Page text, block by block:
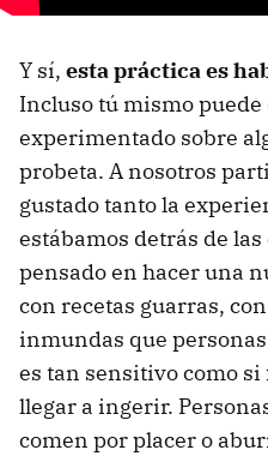
Y sí, esta práctica es
Incluso tú mismo puede
experimentado sobre
probeta. A nosotros
gustado tanto la
estábamos detrás de
pensado en hacer una
con recetas guarras,
inmundas que
es tan sensitivo como si
llegar a ingerir.
comen por placer o